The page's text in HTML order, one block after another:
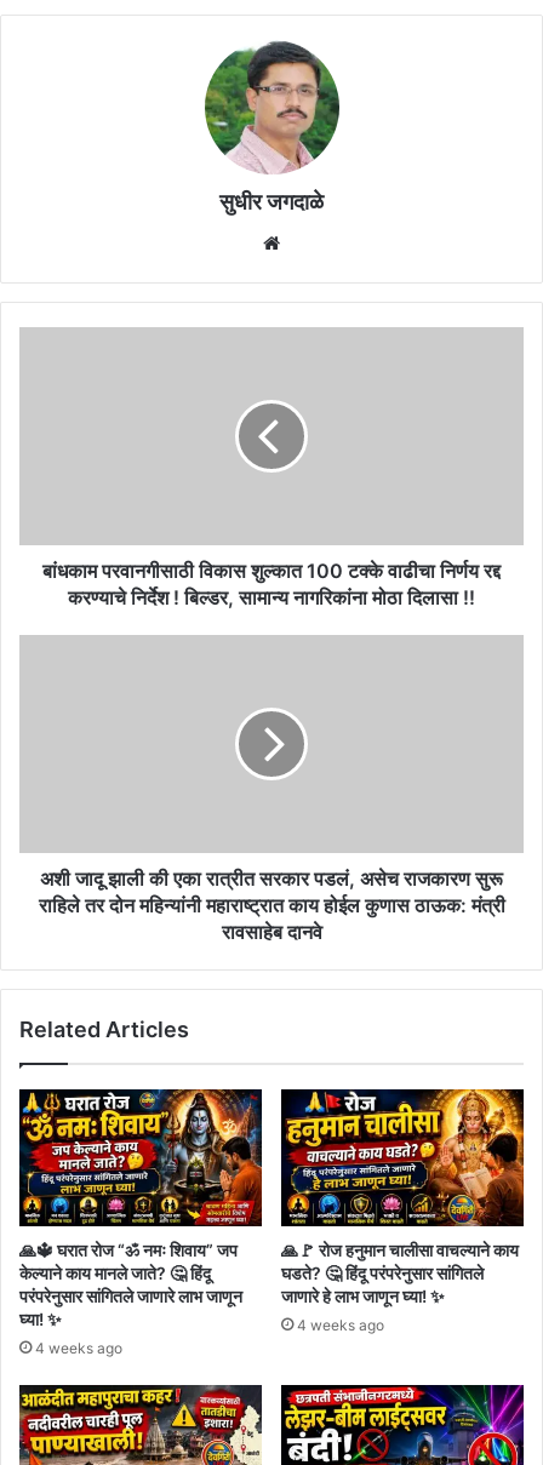
सुधीर जगदाळे
रद्द
करण्याचे
बांधकाम परवानगीसाठी विकास शुल्कात 100 टक्के वाढीचा निर्णय रद्द
करण्याचे निर्देश ! बिल्डर, सामान्य नागरिकांना मोठा दिलासा !!
असेच
राजकारण
सुरू
दोन
महाराष्ट्रात
कुणास
ठाऊक:
मंत्री
रावसाहेब
दानवे
अशी जादू झाली की एका रात्रीत सरकार पडलं, असेच राजकारण सुरू
राहिले तर दोन महिन्यांनी महाराष्ट्रात काय होईल कुणास ठाऊक: मंत्री
रावसाहेब दानवे
Related Articles
🙏🔱 घरात रोज “ॐ नमः शिवाय” जप
केल्याने काय मानले जाते? 🤔 हिंदू
परंपरेनुसार सांगितले जाणारे लाभ जाणून
घ्या! ✨
4 weeks ago
🙏🚩 रोज हनुमान चालीसा वाचल्याने काय
घडते? 🤔 हिंदू परंपरेनुसार सांगितले
जाणारे हे लाभ जाणून घ्या! ✨
4 weeks ago